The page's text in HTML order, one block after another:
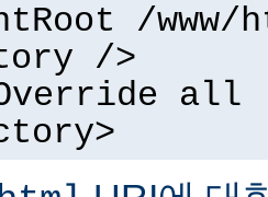
/www/
/>
all